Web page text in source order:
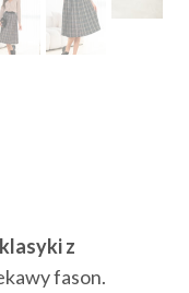
z
fason.